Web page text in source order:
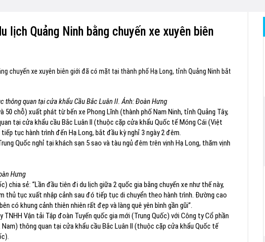
lịch Quảng Ninh bằng chuyến xe xuyên biên
chuyến xe xuyên biên giới đã có mặt tại thành phố Hạ Long, tỉnh Quảng Ninh bắt
thông quan tại cửa khẩu Cầu Bắc Luân II. Ảnh: Đoàn Hưng
50 chỗ) xuất phát từ bến xe Phong Lĩnh (thành phố Nam Ninh, tỉnh Quảng Tây,
tại cửa khẩu cầu Bắc Luân II (thuộc cặp cửa khẩu Quốc tế Móng Cái (Việt
tục hành trình đến Hạ Long, bắt đầu kỳ nghỉ 3 ngày 2 đêm.
Quốc nghỉ tại khách sạn 5 sao và tàu ngủ đêm trên vịnh Hạ Long, thăm vịnh
Hưng
chia sẻ: “Lần đầu tiên đi du lịch giữa 2 quốc gia bằng chuyến xe như thế này,
thủ tục xuất nhập cảnh sau đó tiếp tục di chuyển theo hành trình. Đường cao
có khung cảnh thiên nhiên rất đẹp và làng quê yên bình gần gũi”.
Vận tải Tập đoàn Tuyến quốc gia mới (Trung Quốc) với Công ty Cổ phần
thông quan tại cửa khẩu cầu Bắc Luân II (thuộc cặp cửa khẩu Quốc tế